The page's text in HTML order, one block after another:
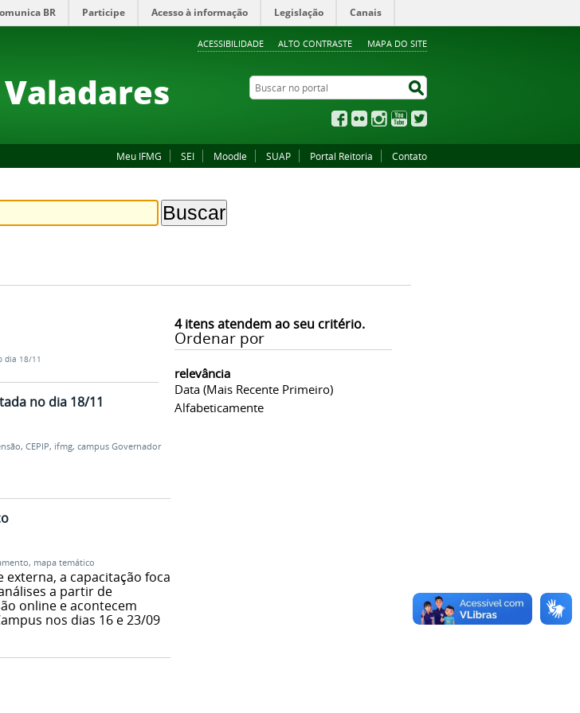
ACESSIBILIDADE ALTO CONTRASTE MAPA DO SITE
BR Participe Acesso à informação Legislação Canais
Buscar no portal
Facebook
Flickr InstagramYouTube
Meu IFMG SEI Moodle SUAP Portal Reitoria Contato
4itens atendem ao seu critério.
Ordenar por
relevância
Data (mais Recente Primeiro)
Alfabeticamente
dia 18/11
no dia 18/11
, CEPIP, ifmg, campus Governador
, mapa temático
a capacitação foca
a partir de
online e acontecem
nos dias 16 e 23/09